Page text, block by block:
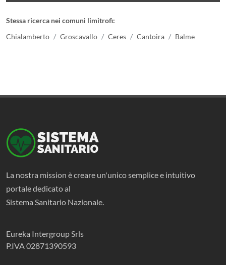
Stessa ricerca nei comuni limitrofi:
Chialamberto
Groscavallo Ceres Cantoira Balme
La nostra mission è creare un'unico semplice e intuitivo
portale dedicato al
Sistema Sanitario Nazionale.
Eureka Intergroup Srls
P.IVA 02871390593